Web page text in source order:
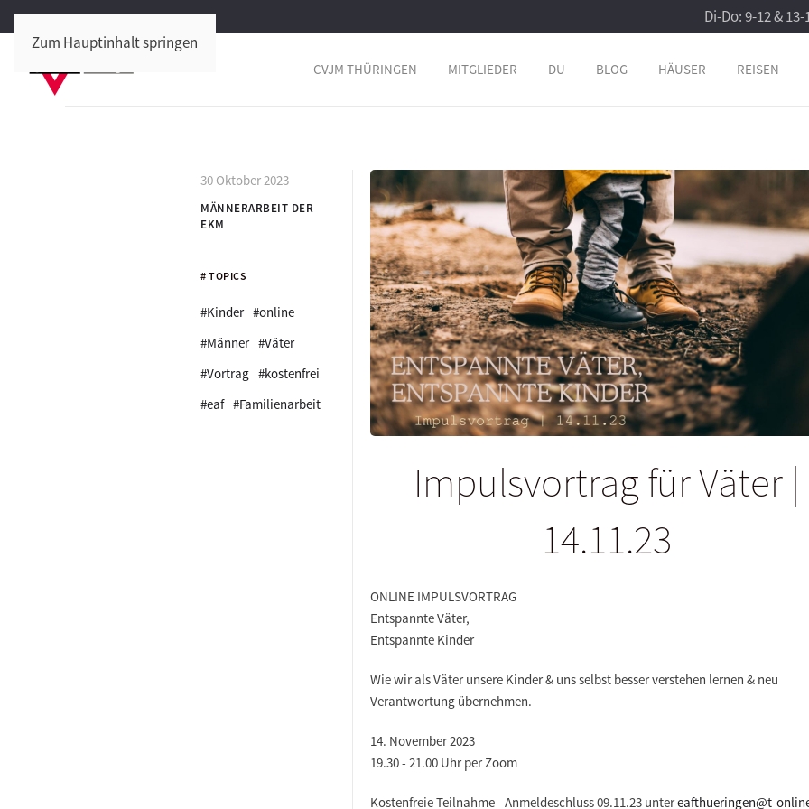
Zum Hauptinhalt springen
Di-Do: 9-12 &
CVJM THÜRINGEN MITGLIEDER DU BLOG HÄUSER REISEN
30 Oktober 2023
MÄNNERARBEIT DER
EKM
# TOPICS
#Kinder #online
#Männer #Väter
#Vortrag #kostenfrei
#eaf #Familienarbeit
Impulsvortrag für Väter |
14.11.23
ONLINE IMPULSVORTRAG
Entspannte Väter,
Entspannte Kinder
Wie wir als Väter unsere Kinder & uns selbst besser verstehen lernen & neu
Verantwortung übernehmen.
14. November 2023
19.30 - 21.00 Uhr per Zoom
Kostenfreie Teilnahme - Anmeldeschluss 09.11.23 untereafthueringen@t-